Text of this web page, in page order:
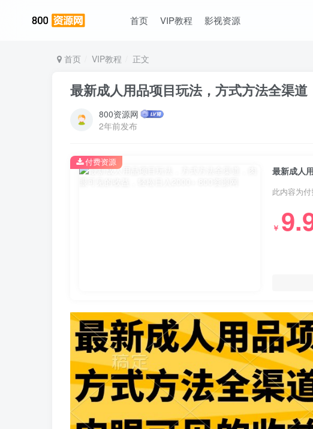
首页 VIP教程 影视资源
首页 VIP教程 正文
最新成人用品项目玩法，方式方法全渠
800资源网
2年前发布
此内容为
￥
付费资源